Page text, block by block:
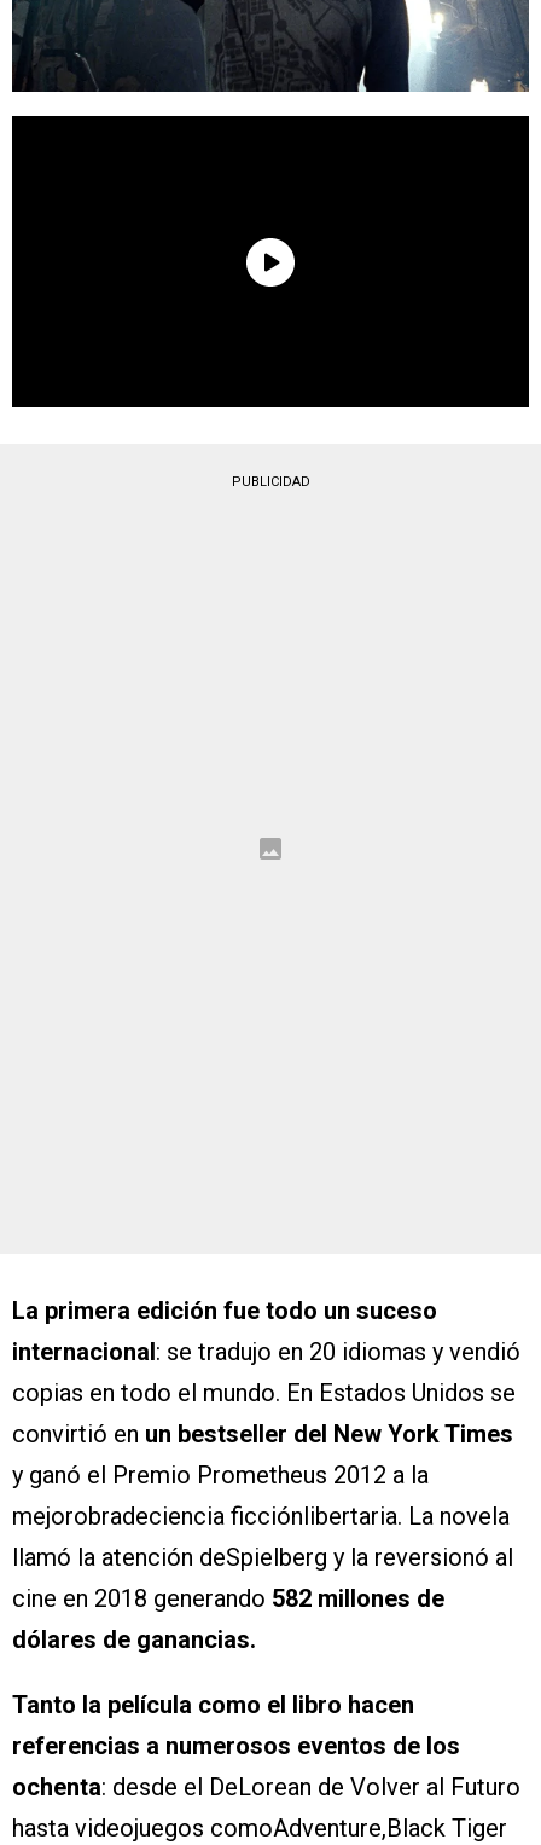
PUBLICIDAD
La primera edición fue todo un suceso
internacional: se tradujo en 20 idiomas y vendió
copias en todo el mundo. En Estados Unidos se
convirtió en un bestseller del New York Times
y ganó el Premio Prometheus 2012 a la
mejorobradeciencia ficciónlibertaria. La novela
llamó la atención deSpielberg y la reversionó al
cine en 2018 generando 582 millones de
dólares de ganancias.
Tanto la película como el libro hacen
referencias a numerosos eventos de los
ochenta: desde el DeLorean de Volver al Futuro
hasta videojuegos comoAdventure,Black Tiger